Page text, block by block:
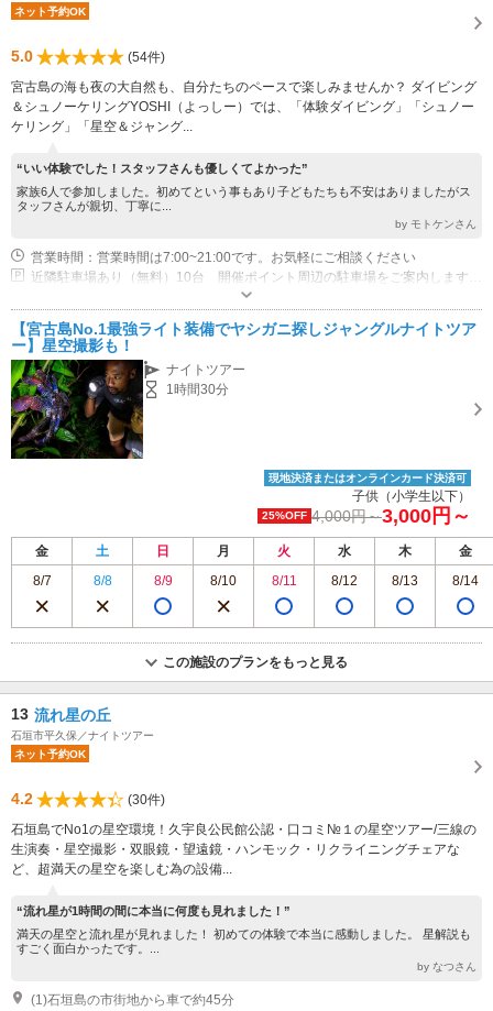
ネット予約OK
5.0
(54件)
宮古島の海も夜の大自然も、自分たちのペースで楽しみませんか？ ダイビング
＆シュノーケリングYOSHI（よっしー）では、「体験ダイビング」「シュノー
ケリング」「星空＆ジャング...
“いい体験でした！スタッフさんも優しくてよかった”
家族6人で参加しました。初めてという事もあり子どもたちも不安はありましたがス
タッフさんが親切、丁寧に...
by モトケンさん
営業時間：営業時間は7:00~21:00です。お気軽にご相談ください
【宮古島No.1最強ライト装備でヤシガニ探しジャングルナイトツア
ー】星空撮影も！
ナイトツアー
1時間30分
現地決済またはオンラインカード決済可
子供（小学生以下）
25%OFF 4,000円～3,000円～
金 土 日 月 火 水 木
金
8/7
8/8 8/9 8/10 8/11 8/12 8/13 8/14
この施設のプランをもっと見る
13 流れ星の丘
石垣市平久保／ナイトツアー
ネット予約OK
4.2
(30件)
石垣島でNo1の星空環境！久宇良公民館公認・口コミ№１の星空ツアー/三線の
生演奏・星空撮影・双眼鏡・望遠鏡・ハンモック・リクライニングチェアな
ど、超満天の星空を楽しむ為の設備...
“流れ星が1時間の間に本当に何度も見れました！”
満天の星空と流れ星が見れました！ 初めての体験で本当に感動しました。 星解説も
すごく面白かったです。...
by なつさん
(1)石垣島の市街地から車で約45分